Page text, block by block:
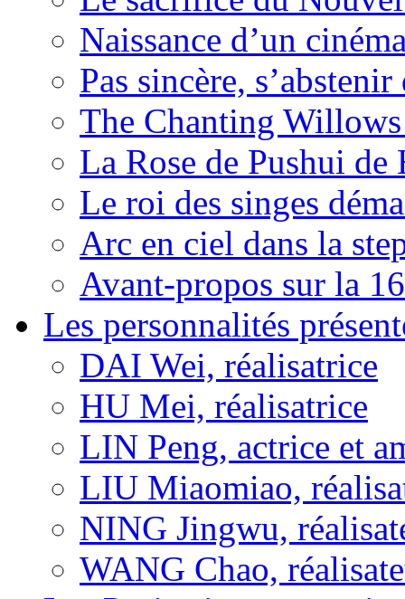
Naissance d’un
Pas sincère,
The Chanting
La Rose de Pushui de
Le roi des singes
Arc en ciel dans la
Avant-propos sur la
Les personnalités
DAI Wei, réalisatrice
HU Mei, réalisatrice
LIN Peng, actrice et
LIU Miaomiao,
NING Jingwu,
WANG Chao,